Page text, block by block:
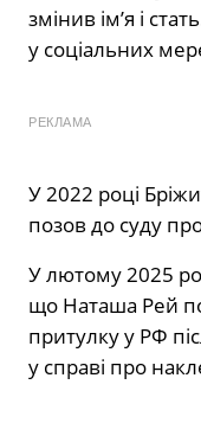
змінив ім’я і
у соціальних
РЕКЛАМА
У 2022 році
позов до суду
У лютому 2025
що Наташа Рей
притулку у РФ
у справі про